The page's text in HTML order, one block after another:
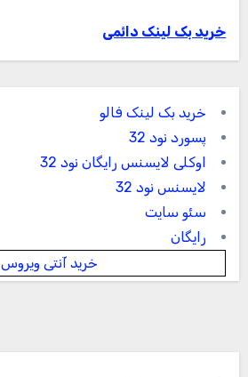
خرید بک لینک دائمی
خرید بک لینک فالو
پسورد نود 32
اوکلی لایسنس رایگان نود 32
لایسنس نود 32
سئو سایت
رایگان
خرید آنتی ویروس